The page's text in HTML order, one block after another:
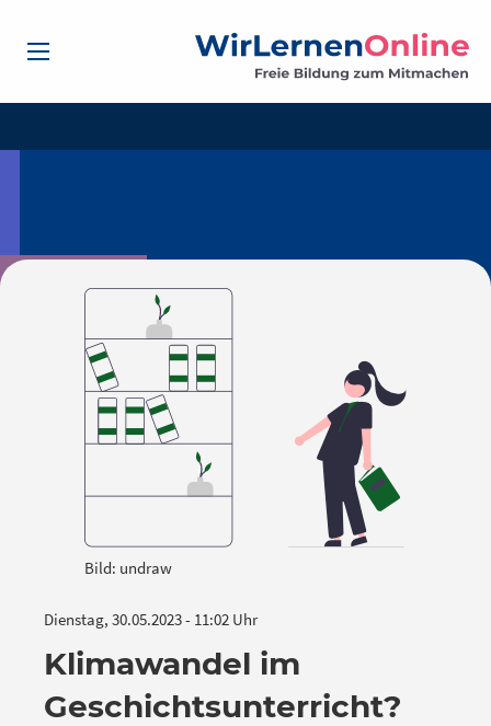
Dienstag, 30.05.2023 - 11:02 Uhr
Klimawandel im
Geschichtsunterricht?
Bild: undraw